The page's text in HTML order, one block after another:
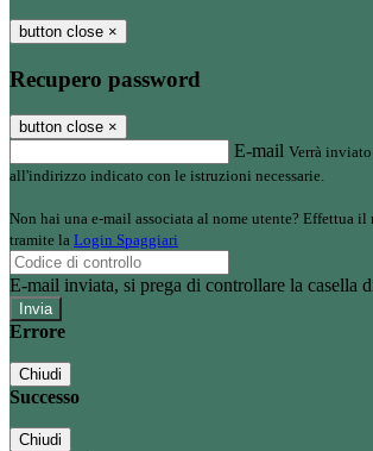
button close ×
Recupero password
button close ×
E-mail Verrà
all'indirizzo indicato con le istruzioni necessarie.
Non hai una e-mail associata al nome utente? Effettua il
tramite la Login Spaggiari
E-mail inviata, si prega di controllare la casella
Errore
Chiudi
Successo
Chiudi